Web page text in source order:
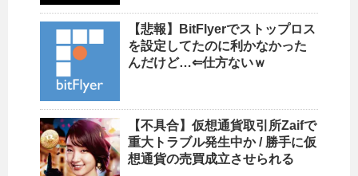
【悲報】BitFlyerでストップロス
を設定してたのに利かなかった
んだけど…⇐仕方ないｗ
【不具合】仮想通貨取引所Zaifで
重大トラブル発生中か / 勝手に仮
想通貨の売買成立させられる